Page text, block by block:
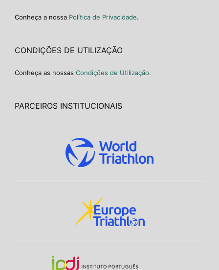
Conheça a nossa Política de Privacidade.
CONDIÇÕES DE UTILIZAÇÃO
Conheça as nossas Condições de Utilização.
PARCEIROS INSTITUCIONAIS